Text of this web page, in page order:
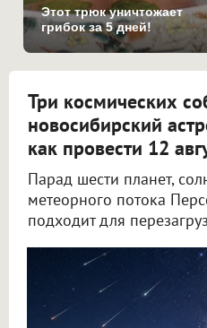
Этот трюк уничтожает
грибок за 5 дней!
Три космических
новосибирский
как провести 12
Парад шести планет,
метеорного потока
подходит для